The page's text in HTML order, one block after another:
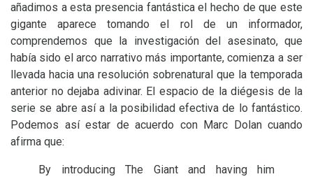
añadimos a esta presencia fantástica el hecho de que este
gigante aparece tomando el rol de un informador,
comprendemos que la investigación del asesinato, que
había sido el arco narrativo más importante, comienza a ser
llevada hacia una resolución sobrenatural que la temporada
anterior no dejaba adivinar. El espacio de la diégesis de la
serie se abre así a la posibilidad efectiva de lo fantástico.
Podemos así estar de acuerdo con Marc Dolan cuando
afirma que:
By introducing The Giant and having him